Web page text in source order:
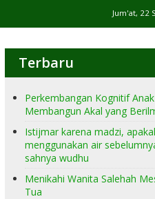
Jum'at, 22
Terbaru
Perkembangan Kognitif
Membangun Akal yang
Istijmar karena madzi,
menggunakan air
sahnya wudhu
Menikahi Wanita Salehah
Tua